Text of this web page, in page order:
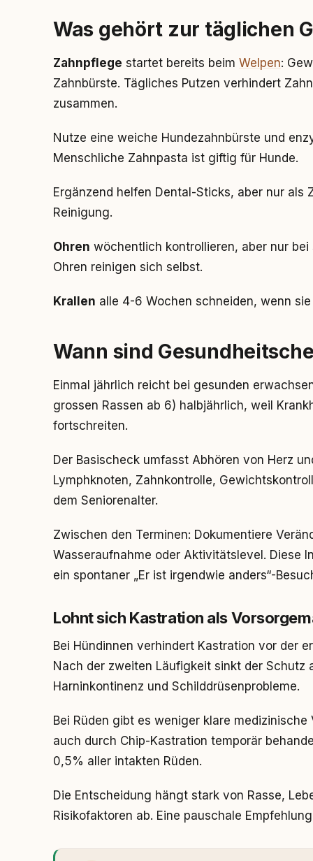
Was gehört zur täglichen
Zahnpflege startet bereits beim Welpen:
Zahnbürste. Tägliches Putzen verhindert
zusammen.
Nutze eine weiche Hundezahnbürste und
Menschliche Zahnpasta ist giftig für Hunde.
Ergänzend helfen Dental-Sticks, aber nur als
Reinigung.
Ohren wöchentlich kontrollieren, aber nur
Ohren reinigen sich selbst.
Krallen alle 4-6 Wochen schneiden, wenn
Wann sind
Einmal jährlich reicht bei gesunden
grossen Rassen ab 6) halbjährlich, weil
fortschreiten.
Der Basischeck umfasst Abhören von Herz
Lymphknoten, Zahnkontrolle,
dem Seniorenalter.
Zwischen den Terminen: Dokumentiere
Wasseraufnahme oder Aktivitätslevel. Diese
ein spontaner „Er ist irgendwie anders“-
Lohnt sich Kastration als
Bei Hündinnen verhindert Kastration vor der
Nach der zweiten Läufigkeit sinkt der
Harninkontinenz und Schilddrüsenprobleme.
Bei Rüden gibt es weniger klare
auch durch Chip-Kastration temporär
0,5% aller intakten Rüden.
Die Entscheidung hängt stark von Rasse,
Risikofaktoren ab. Eine pauschale